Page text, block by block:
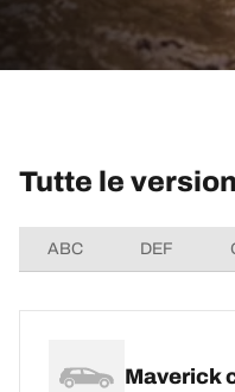
Tutte le
ABC DEF
Maverick